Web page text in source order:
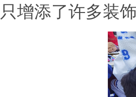
只增添了许多装